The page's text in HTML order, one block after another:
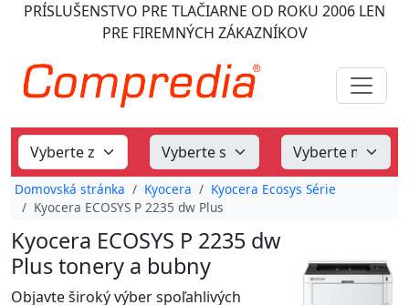
PRÍSLUŠENSTVO PRE TLAČIARNE OD ROKU 2006 LEN
PRE FIREMNÝCH ZÁKAZNÍKOV
Domovská stránka Kyocera
Kyocera Ecosys Série
Kyocera ECOSYS P 2235 dw Plus
Kyocera ECOSYS P 2235 dw
Plus tonery a bubny
Objavte široký výber spoľahlivých